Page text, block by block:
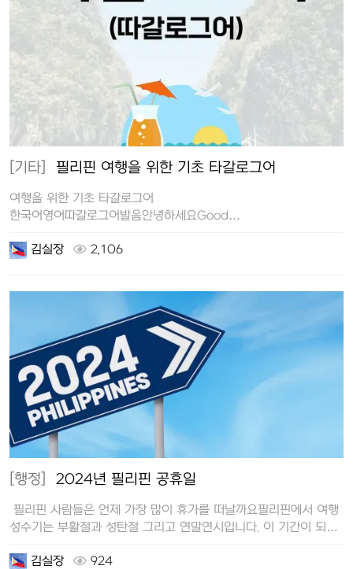
[기타] 필리핀 여행을 위한 기초 타갈로그어
여행을 위한 기초 타갈로그어
한국어영어따갈로그어발음안녕하세요Good
김실장
2,106
[행정] 2024년 필리핀 공휴일
필리핀 사람들은 언제 가장 많이 휴가를 떠날까요필리핀에서 여행
성수기는 부활절과 성탄절 그리고 연말연시입니다. 이 기간이 되면
김실장
924